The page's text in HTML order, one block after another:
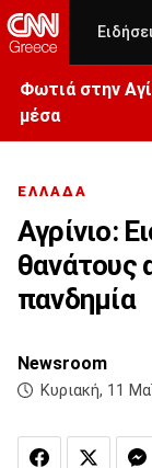
Φωτιά στην
μέσα
ΕΛΛΑΔΑ
Αγρίνιο:
θανάτους
πανδημία
Newsroom
Κυριακή, 11